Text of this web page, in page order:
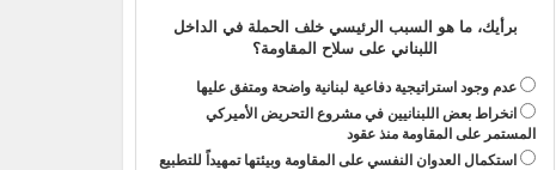
برأيك، ما هو السبب الرئيسي خلف الحملة في الداخل
اللبناني على سلاح المقاومة؟
عدم وجود استراتيجية دفاعية لبنانية واضحة ومتفق عليها
انخراط بعض اللبنانيين في مشروع التحريض الأميركي
المستمر على المقاومة منذ عقود
استكمال العدوان النفسي على المقاومة وبيئتها تمهيداً للتطبيع